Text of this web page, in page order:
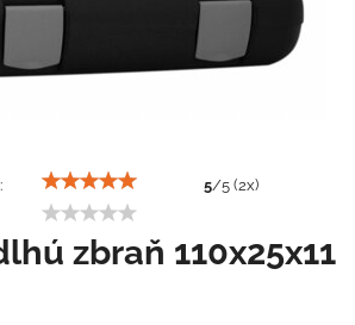
5/5 (2x)
zbraň 110x25x11